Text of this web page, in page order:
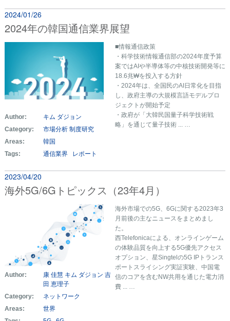
2024/01/26
2024年の韓国通信業界展望
■情報通信政策
・科学技術情報通信部の2024年度予算
案ではAIや半導体等の中核技術開発等に
18.6兆₩を投入する方針
・2024年は、全国民のAI日常化を目指
し、政府主導の大規模言語モデルプロ
ジェクトが開始予定
・政府が「大韓民国量子科学技術戦
略」を通じて量子技術 ... …
Author:
キム ダジョン
Category:
市場分析 制度研究
Areas:
韓国
Tags:
通信業界 レポート
2023/04/20
海外5G/6Gトピックス（23年4月）
海外市場での5G、6Gに関する2023年3
月前後の主なニュースをまとめまし
た。
西Telefonicaによる、オンラインゲーム
の体験品質を向上する5G優先アクセス
オプション、星Singtelの5G IPトランス
ポートスライシング実証実験、中国電
信のコアを含むNW共用を通じた電力消
費 ... …
Author: 康 佳慧 キム ダジョン 吉
田 恵理子
Category:
ネットワーク
Areas:
世界